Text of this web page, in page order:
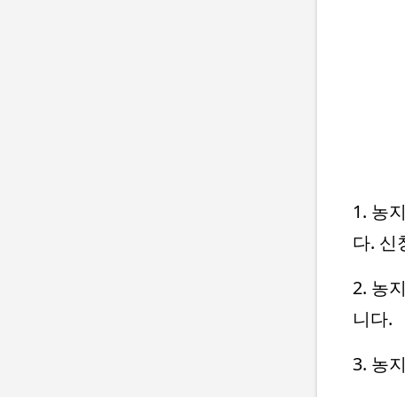
1. 농
다. 신
2. 농
니다.
3. 농